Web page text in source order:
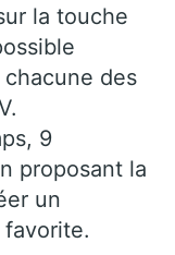
la touche
chacune des
9
proposant la
un